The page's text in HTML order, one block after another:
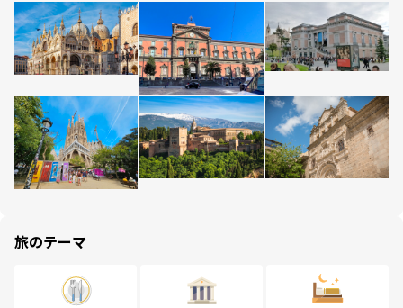
旅のテーマ